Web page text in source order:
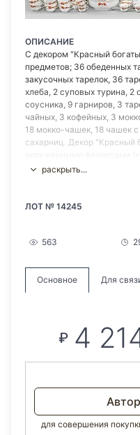
ОПИСАНИЕ
С декором "Красный
предметов; 36 обеденных
закусочных тарелок, 36
хлеба, 2 суповых турина, 2
соусника, 9 гарниров, 3
чайных, 3 кофейных, 3
18 мокко-чашек, 18 чашек
сахарниц. Декор "Красный
раскрыть...
ЛОТ № 14245
563
Основное Для
₽ 4
для совершения